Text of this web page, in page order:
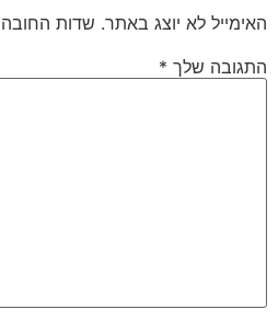
האימייל לא יוצג באתר. שדות
התגובה שלך *